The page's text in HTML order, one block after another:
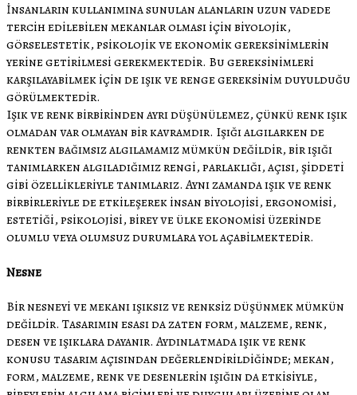
İnsanların kullanımına sunulan alanların uzun vadede
tercih edilebilen mekanlar olması için biyolojik,
görselestetik, psikolojik ve ekonomik gereksinimlerin
yerine getirilmesi gerekmektedir. Bu gereksinimleri
karşılayabilmek için de ışık ve renge gereksinim duyulduğu
görülmektedir.
Işık ve renk birbirinden ayrı düşünülemez, çünkü renk ışık
olmadan var olmayan bir kavramdır. Işığı algılarken de
renkten bağımsız algılamamız mümkün değildir, bir ışığı
tanımlarken algıladığımız rengi, parlaklığı, açısı, şiddeti
gibi özellikleriyle tanımlarız. Aynı zamanda ışık ve renk
birbirleriyle de etkileşerek insan biyolojisi, ergonomisi,
estetiği, psikolojisi, birey ve ülke ekonomisi üzerinde
olumlu veya olumsuz durumlara yol açabilmektedir.
Nesne
Bir nesneyi ve mekanı ışıksız ve renksiz düşünmek mümkün
değildir. Tasarımın esası da zaten form, malzeme, renk,
desen ve ışıklara dayanır. Aydınlatmada ışık ve renk
konusu tasarım açısından değerlendirildiğinde; mekan,
form, malzeme, renk ve desenlerin ışığın da etkisiyle,